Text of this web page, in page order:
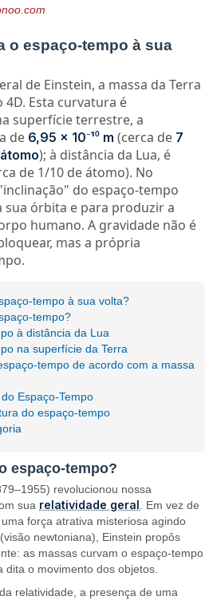
o espaço-tempo à sua
de Einstein, a massa da Terra
Esta curvatura é
superfície terrestre, a
de 6,95 × 10⁻¹⁰ m (cerca de 7
); à distância da Lua, é
de 1/10 de átomo). No
do espaço-tempo
sua órbita e para produzir a
humano. A gravidade não é
mas a própria
tempo à sua volta?
tempo?
à distância da Lua
na superfície da Terra
tempo de acordo com a massa
Espaço-Tempo
do espaço-tempo
espaço-tempo?
revolucionou nossa
sua relatividade geral . Em vez de
força atrativa misteriosa agindo
newtoniana), Einstein propôs
as massas curvam o espaço-tempo
o movimento dos objetos.
relatividade, a presença de uma